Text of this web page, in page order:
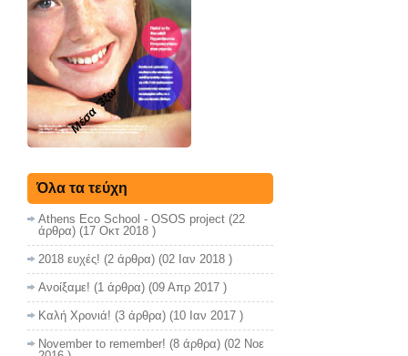
Μέσα '3ξω
Όλα τα τεύχη
Athens Eco School - OSOS project (22
άρθρα) (17 Οκτ 2018 )
2018 ευχές! (2 άρθρα) (02 Ιαν 2018 )
Ανοίξαμε! (1 άρθρα) (09 Απρ 2017 )
Καλή Χρονιά! (3 άρθρα) (10 Ιαν 2017 )
November to remember! (8 άρθρα) (02 Νοε